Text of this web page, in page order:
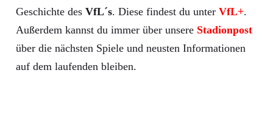
Geschichte des VfL´s. Diese findest du unter VfL+.
Außerdem kannst du immer über unsere Stadionpost
über die nächsten Spiele und neusten Informationen
auf dem laufenden bleiben.